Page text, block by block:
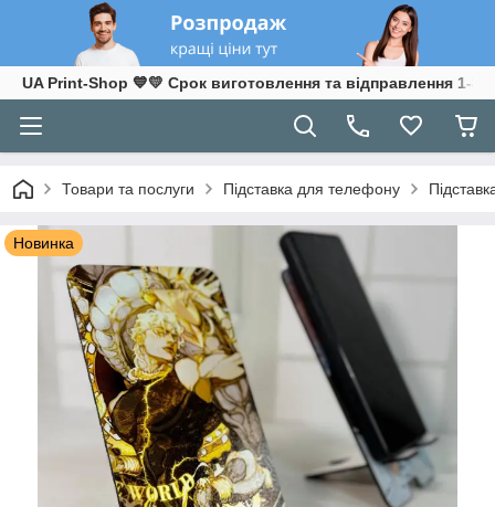
UA Print-Shop ​💙💛 Срок виготовлення та відправлення 1-3
Товари та послуги Підставка для телефону
Новинка